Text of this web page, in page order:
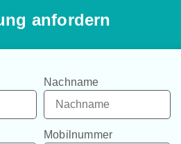
anfordern
Nachname
Mobilnummer